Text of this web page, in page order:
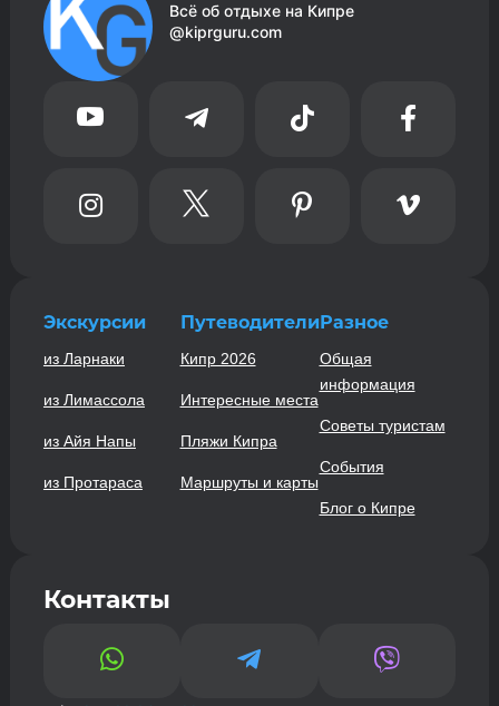
Всё об отдыхе на Кипре
@kiprguru.com
   
   
Экскурсии
из Ларнаки
из Лимассола
из Айя Напы
из Протараса
Путеводители
Кипр 2026
Интересные места
Пляжи Кипра
Маршруты и карты
Разное
Общая
информация
Советы туристам
События
Блог о Кипре
Контакты
  